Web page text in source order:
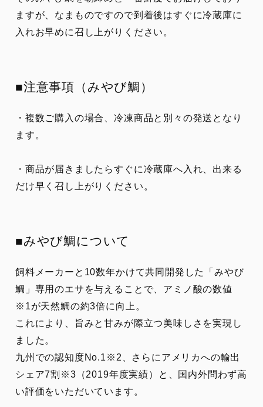
ますが、なまものですので到着後はすぐに冷蔵庫に
入れお早めに召し上がりください。
■注意事項（みやび鯛）
・複数ご購入の場合、冷凍商品と別々の発送となり
ます。
・商品が届きましたらすぐに冷蔵庫へ入れ、出来る
だけ早く召し上がりください。
■みやび鯛について
飼料メーカーと10数年かけて共同開発した「みやび
鯛」専用のエサを与えることで、アミノ酸の数値
※1が天然鯛の約3倍に向上。
これにより、旨みと甘みが際立つ美味しさを実現し
ました。
九州での認知度No.1※2、さらにアメリカへの輸出
シェア7割※3（2019年度実績）と、国内外問わず高
い評価をいただいています。